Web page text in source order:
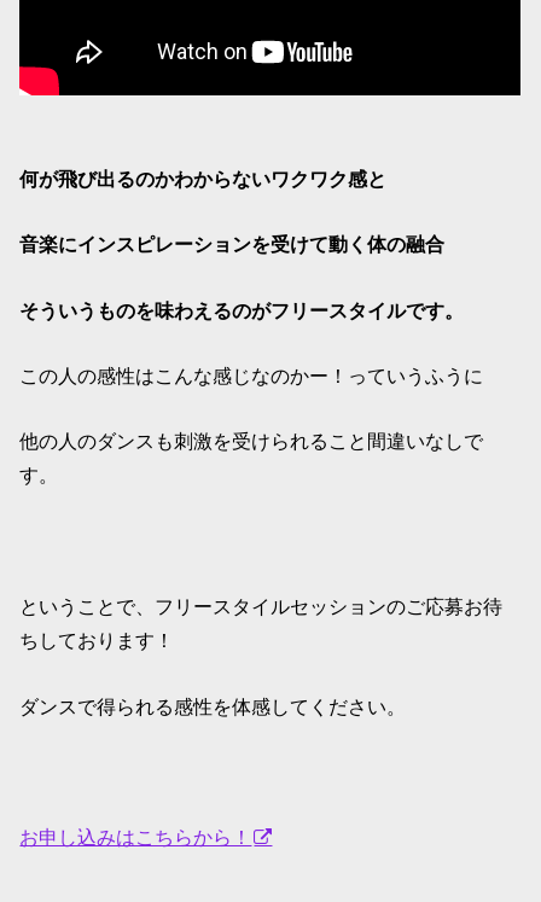
何が飛び出るのかわからないワクワク感と
音楽にインスピレーションを受けて動く体の融合
そういうものを味わえるのがフリースタイルです。
この人の感性はこんな感じなのかー！っていうふうに
他の人のダンスも刺激を受けられること間違いなしで
す。
ということで、フリースタイルセッションのご応募お待
ちしております！
ダンスで得られる感性を体感してください。
お申し込みはこちらから！